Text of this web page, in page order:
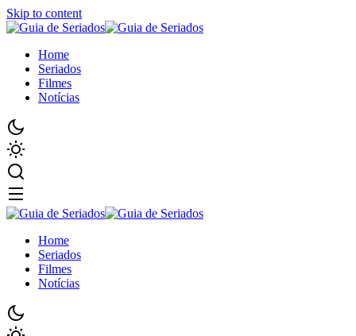
Skip to content
Home
Seriados
Filmes
Notícias
Home
Seriados
Filmes
Notícias